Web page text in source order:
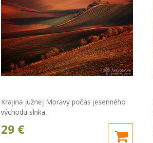
Krajina južnej Moravy počas jesenného
východu slnka.
29 €